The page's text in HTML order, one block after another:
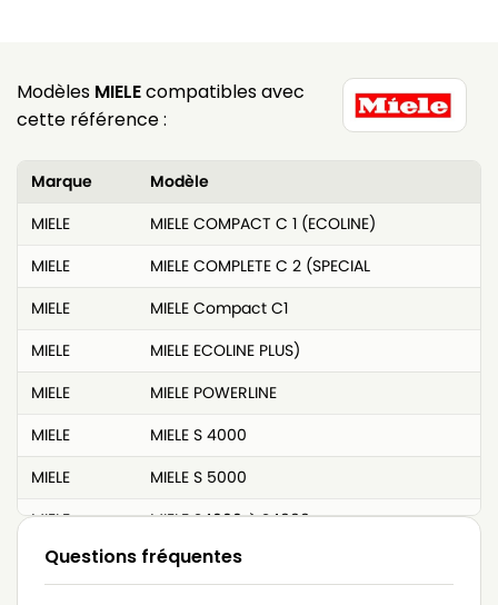
Modèles MIELEcompatibles avec
cette référence :
Marque
Modèle
MIELE
MIELE COMPACT C 1 (ECOLINE)
MIELE
MIELE COMPLETE C 2 (SPECIAL
MIELE
MIELE Compact C1
MIELE
MIELE ECOLINE PLUS)
MIELE
MIELE POWERLINE
MIELE
MIELE S 4000
MIELE
MIELE S 5000
MIELE
MIELE S4000 à S4999
MIELE
MIELE S4210
Questions fréquentes